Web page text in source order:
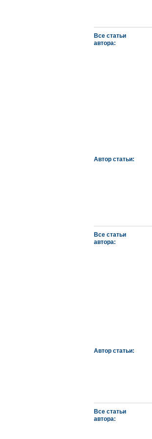
Все статьи
автора:
Автор статьи:
Все статьи
автора:
Автор статьи:
Все статьи
автора: